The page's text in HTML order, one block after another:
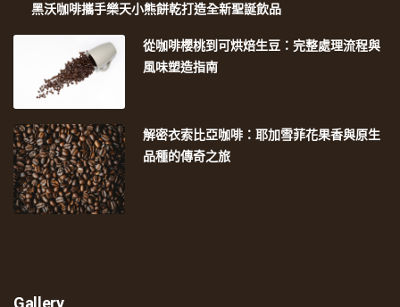
黑沃咖啡攜手樂天小熊餅乾打造全新聖誕飲品
從咖啡櫻桃到可烘焙生豆：完整處理流程與
風味塑造指南
解密衣索比亞咖啡：耶加雪菲花果香與原生
品種的傳奇之旅
Gallery